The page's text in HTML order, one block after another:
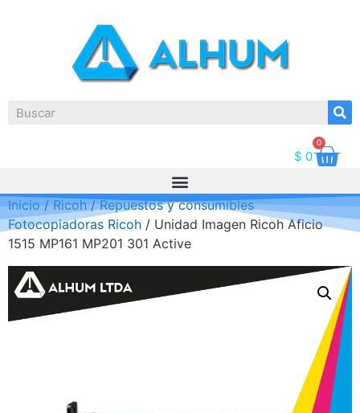
$ 0
0
Inicio/Ricoh/Repuestos y consumibles
Fotocopiadoras Ricoh / Unidad Imagen Ricoh Aficio
1515 MP161 MP201 301 Active